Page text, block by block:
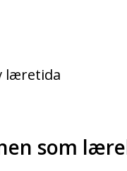
læretida
som